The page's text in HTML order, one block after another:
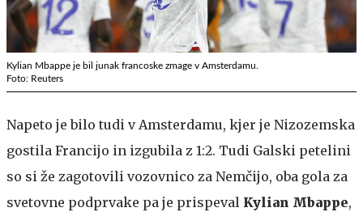
Kylian Mbappe je bil junak francoske zmage v Amsterdamu.
Foto: Reuters
Napeto je bilo tudi v Amsterdamu, kjer je Nizozemska
gostila Francijo in izgubila z 1:2. Tudi Galski petelini
so si že zagotovili vozovnico za Nemčijo, oba gola za
svetovne podprvake pa je prispeval Kylian Mbappe,